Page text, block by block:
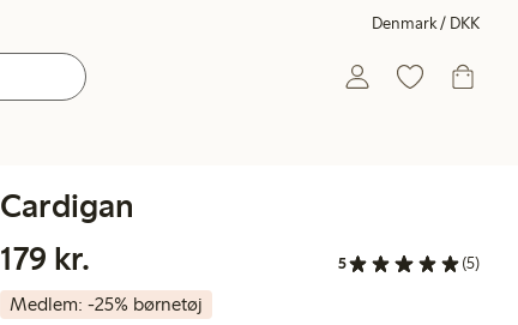
Denmark / DKK
Cardigan
179 kr.
5 (5)
Medlem: -25% børnetøj